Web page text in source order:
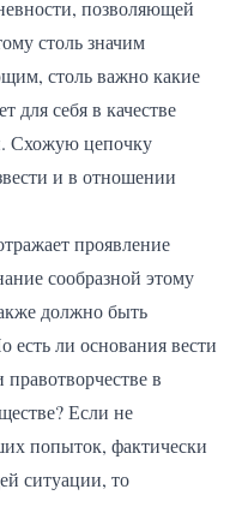
позволяющей
столь значим
столь важно какие
себя в качестве
Схожую цепочку
и в отношении
проявление
сообразной этому
должно быть
ли основания вести
в
Если не
попыток, фактически
ситуации, то